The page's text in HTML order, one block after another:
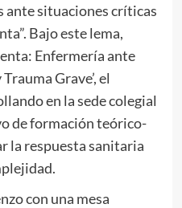
ante situaciones críticas
Bajo este lema,
Enfermería ante
Grave’, el
en la sede colegial
de formación teórico-
la respuesta sanitaria
con una mesa